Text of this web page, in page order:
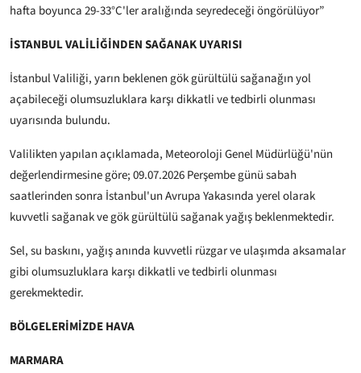
hafta boyunca 29-33°C'ler aralığında seyredeceği öngörülüyor”
İSTANBUL VALİLİĞİNDEN SAĞANAK UYARISI
İstanbul Valiliği, yarın beklenen gök gürültülü sağanağın yol
açabileceği olumsuzluklara karşı dikkatli ve tedbirli olunması
uyarısında bulundu.
Valilikten yapılan açıklamada, Meteoroloji Genel Müdürlüğü'nün
değerlendirmesine göre; 09.07.2026 Perşembe günü sabah
saatlerinden sonra İstanbul'un Avrupa Yakasında yerel olarak
kuvvetli sağanak ve gök gürültülü sağanak yağış beklenmektedir.
Sel, su baskını, yağış anında kuvvetli rüzgar ve ulaşımda aksamalar
gibi olumsuzluklara karşı dikkatli ve tedbirli olunması
gerekmektedir.
BÖLGELERİMİZDE HAVA
MARMARA